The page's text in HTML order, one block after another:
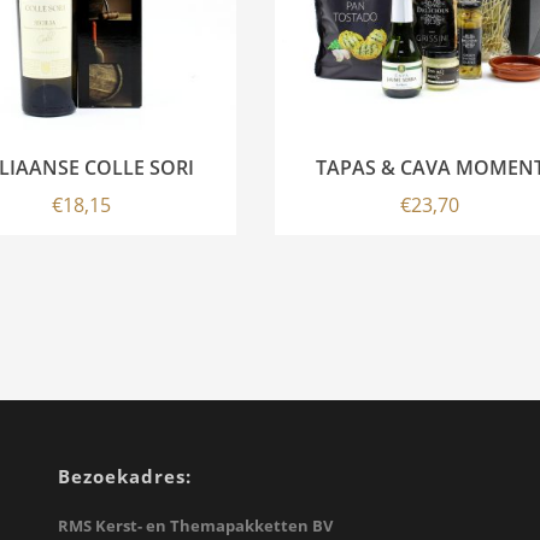
COLLE SORI
€18,15
TAPAS & CAVA
€23,70
Bezoekadres:
RMS Kerst- en Themapakketten BV